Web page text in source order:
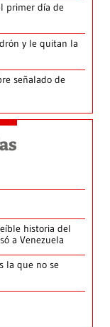
primer día de
y le quitan la
señalado de
historia del
a Venezuela
la que no se